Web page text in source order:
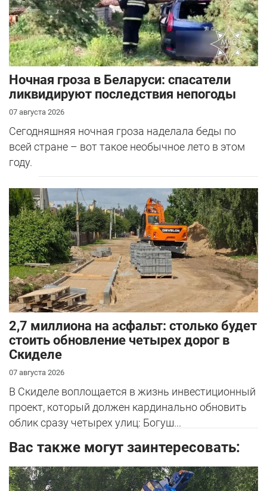
Ночная гроза в Беларуси: спасатели
ликвидируют последствия непогоды
07 августа 2026
Сегодняшняя ночная гроза наделала беды по
всей стране – вот такое необычное лето в этом
году.
2,7 миллиона на асфальт: столько будет
стоить обновление четырех дорог в
Скиделе
07 августа 2026
В Скиделе воплощается в жизнь инвестиционный
проект, который должен кардинально обновить
облик сразу четырех улиц: Богуш...
Вас также могут заинтересовать: